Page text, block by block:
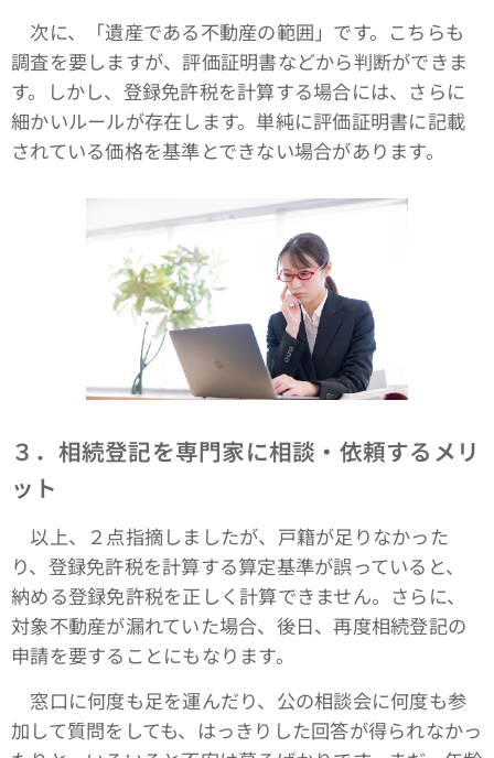
次に、「遺産である不動産の範囲」です。こちらも
調査を要しますが、評価証明書などから判断ができま
す。しかし、登録免許税を計算する場合には、さらに
細かいルールが存在します。単純に評価証明書に記載
されている価格を基準とできない場合があります。
３．相続登記を専門家に相談・依頼するメリ
ット
以上、２点指摘しましたが、戸籍が足りなかった
り、登録免許税を計算する算定基準が誤っていると、
納める登録免許税を正しく計算できません。さらに、
対象不動産が漏れていた場合、後日、再度相続登記の
申請を要することにもなります。
窓口に何度も足を運んだり、公の相談会に何度も参
加して質問をしても、はっきりした回答が得られなかっ